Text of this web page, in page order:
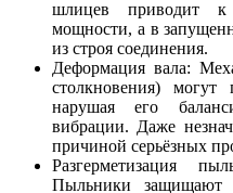
шлицев приводит к
мощности, а в
из строя соединения.
Деформация вала:
столкновения)
нарушая его
вибрации. Даже
причиной серьёзных
Разгерметизация
Пыльники защищают